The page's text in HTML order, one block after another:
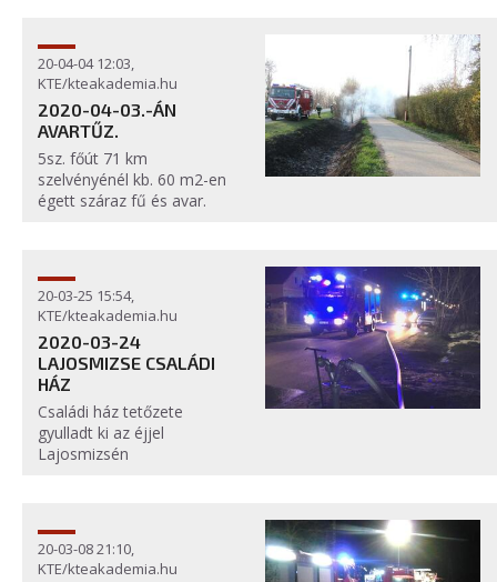
20-04-04 12:03,
KTE/kteakademia.hu
2020-04-03.-ÁN
AVARTŰZ.
5sz. főút 71 km
szelvényénél kb. 60 m2-en
égett száraz fű és avar.
20-03-25 15:54,
KTE/kteakademia.hu
2020-03-24
LAJOSMIZSE CSALÁDI
HÁZ
Családi ház tetőzete
gyulladt ki az éjjel
Lajosmizsén
20-03-08 21:10,
KTE/kteakademia.hu